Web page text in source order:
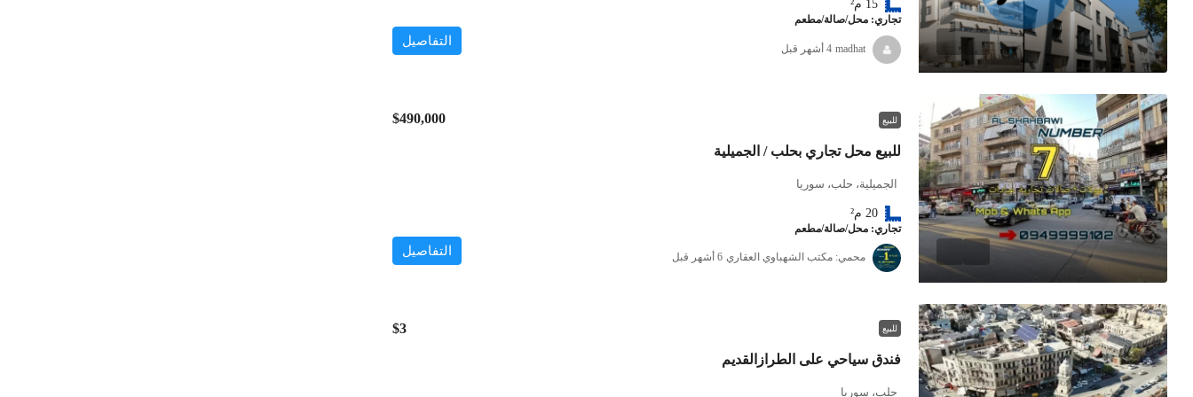
15 م²
تجاري: محل/صالة/مطعم
التفاصيل
madhat
للبيع
للبيع محل تجاري بحلب / الجميلية
$490,000
الجميلية، حلب، سوريا
20 م²
تجاري: محل/صالة/مطعم
التفاصيل محمي: مكتب الشهباوي العقاري
للبيع
فندق سياحي على الطرازالقديم
$3
حلب، سوريا